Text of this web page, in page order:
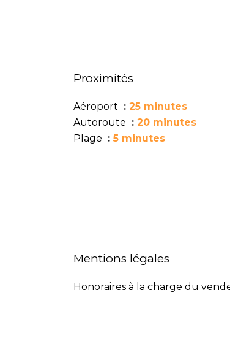
Proximités
Aéroport
25 minutes
Autoroute
20 minutes
Plage
5 minutes
Mentions légales
Honoraires à la charge du